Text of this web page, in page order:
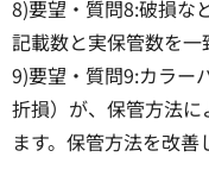
8)要望・質問8:破損な
記載数と実保管数を一
9)要望・質問9:カラー
折損）が、保管方法
ます。保管方法を改善